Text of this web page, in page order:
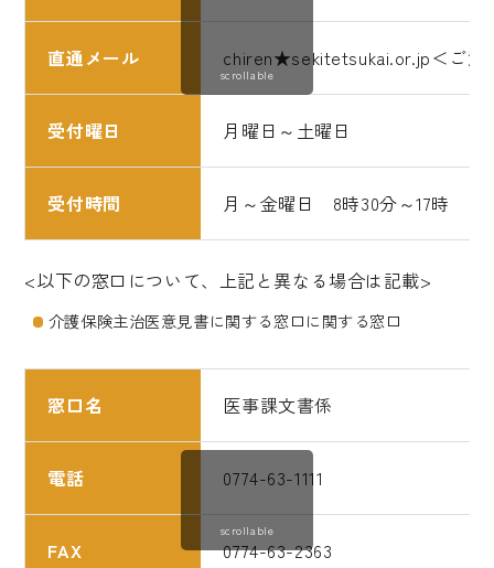
直通メール chiren★sekitetsukai.or.jp＜ご活
受付曜日 月曜日～土曜日
受付時間 月～金曜日 8時30分～17時
scrollable
<以下の窓口について、上記と異なる場合は記載>
介護保険主治医意見書に関する窓口に関する窓口
窓口名 医事課文書係
電話 0774-63-1111
FAX 0774-63-2363
scrollable